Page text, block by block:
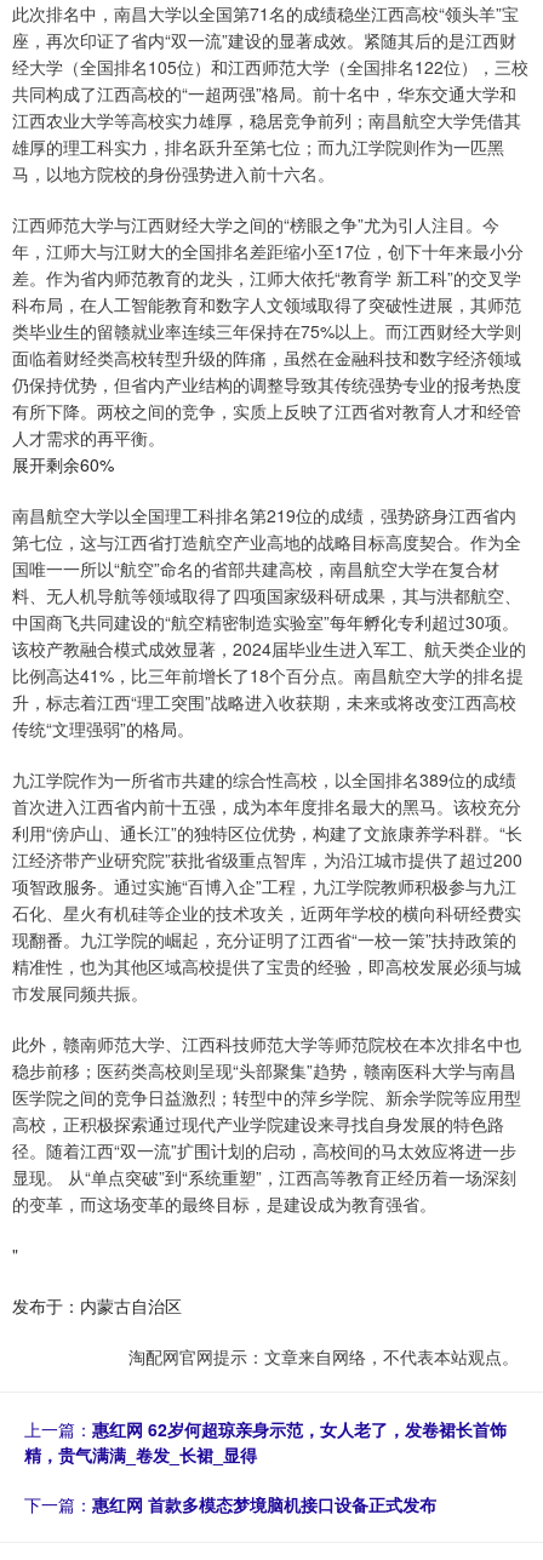
此次排名中，南昌大学以全国第71名的成绩稳坐江西高校“领头羊”宝
座，再次印证了省内“双一流”建设的显著成效。紧随其后的是江西财
经大学（全国排名105位）和江西师范大学（全国排名122位），三校
共同构成了江西高校的“一超两强”格局。前十名中，华东交通大学和
江西农业大学等高校实力雄厚，稳居竞争前列；南昌航空大学凭借其
雄厚的理工科实力，排名跃升至第七位；而九江学院则作为一匹黑
马，以地方院校的身份强势进入前十六名。
江西师范大学与江西财经大学之间的“榜眼之争”尤为引人注目。今
年，江师大与江财大的全国排名差距缩小至17位，创下十年来最小分
差。作为省内师范教育的龙头，江师大依托“教育学 新工科”的交叉学
科布局，在人工智能教育和数字人文领域取得了突破性进展，其师范
类毕业生的留赣就业率连续三年保持在75%以上。而江西财经大学则
面临着财经类高校转型升级的阵痛，虽然在金融科技和数字经济领域
仍保持优势，但省内产业结构的调整导致其传统强势专业的报考热度
有所下降。两校之间的竞争，实质上反映了江西省对教育人才和经管
人才需求的再平衡。
展开剩余60%
南昌航空大学以全国理工科排名第219位的成绩，强势跻身江西省内
第七位，这与江西省打造航空产业高地的战略目标高度契合。作为全
国唯一一所以“航空”命名的省部共建高校，南昌航空大学在复合材
料、无人机导航等领域取得了四项国家级科研成果，其与洪都航空、
中国商飞共同建设的“航空精密制造实验室”每年孵化专利超过30项。
该校产教融合模式成效显著，2024届毕业生进入军工、航天类企业的
比例高达41%，比三年前增长了18个百分点。南昌航空大学的排名提
升，标志着江西“理工突围”战略进入收获期，未来或将改变江西高校
传统“文理强弱”的格局。
九江学院作为一所省市共建的综合性高校，以全国排名389位的成绩
首次进入江西省内前十五强，成为本年度排名最大的黑马。该校充分
利用“傍庐山、通长江”的独特区位优势，构建了文旅康养学科群。“长
江经济带产业研究院”获批省级重点智库，为沿江城市提供了超过200
项智政服务。通过实施“百博入企”工程，九江学院教师积极参与九江
石化、星火有机硅等企业的技术攻关，近两年学校的横向科研经费实
现翻番。九江学院的崛起，充分证明了江西省“一校一策”扶持政策的
精准性，也为其他区域高校提供了宝贵的经验，即高校发展必须与城
市发展同频共振。
此外，赣南师范大学、江西科技师范大学等师范院校在本次排名中也
稳步前移；医药类高校则呈现“头部聚集”趋势，赣南医科大学与南昌
医学院之间的竞争日益激烈；转型中的萍乡学院、新余学院等应用型
高校，正积极探索通过现代产业学院建设来寻找自身发展的特色路
径。随着江西“双一流”扩围计划的启动，高校间的马太效应将进一步
显现。 从“单点突破”到“系统重塑”，江西高等教育正经历着一场深刻
的变革，而这场变革的最终目标，是建设成为教育强省。
"
发布于：内蒙古自治区
淘配网官网提示：文章来自网络，不代表本站观点。
上一篇： 惠红网 62岁何超琼亲身示范，女人老了，发卷裙长首饰
精，贵气满满_卷发_长裙_显得
下一篇： 惠红网 首款多模态梦境脑机接口设备正式发布